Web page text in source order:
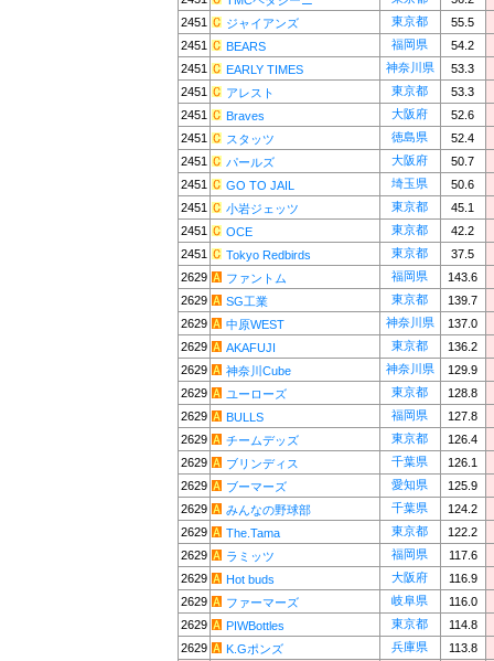
2451
ジャイアンズ 東京都
55.5
2451
BEARS 福岡県
54.2
2451
EARLY TIMES 神奈川県
53.3
2451
アレスト 東京都
53.3
2451
Braves 大阪府
52.6
2451
スタッツ 徳島県
52.4
2451
パールズ 大阪府
50.7
2451
GO TO JAIL 埼玉県
50.6
2451
小岩ジェッツ 東京都
45.1
2451
OCE 東京都
42.2
2451
Tokyo Redbirds 東京都
37.5
2629
ファントム 福岡県
143.6
2629
SG工業 東京都
139.7
2629
中原WEST 神奈川県
137.0
2629
AKAFUJI 東京都
136.2
2629
神奈川Cube 神奈川県
129.9
2629
ユーローズ 東京都
128.8
2629
BULLS 福岡県
127.8
2629
チームデッズ 東京都
126.4
2629
ブリンディス 千葉県
126.1
2629
ブーマーズ 愛知県
125.9
2629
みんなの野球部 千葉県
124.2
2629
The.Tama 東京都
122.2
2629
ラミッツ 福岡県
117.6
2629
Hot buds 大阪府
116.9
2629
ファーマーズ 岐阜県
116.0
2629
PIWBottles 東京都
114.8
2629
K.Gポンズ 兵庫県
113.8